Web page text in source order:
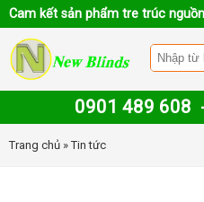
Cam kết sản phẩm tre trúc
0901 489 608
Trang chủ » Tin tức